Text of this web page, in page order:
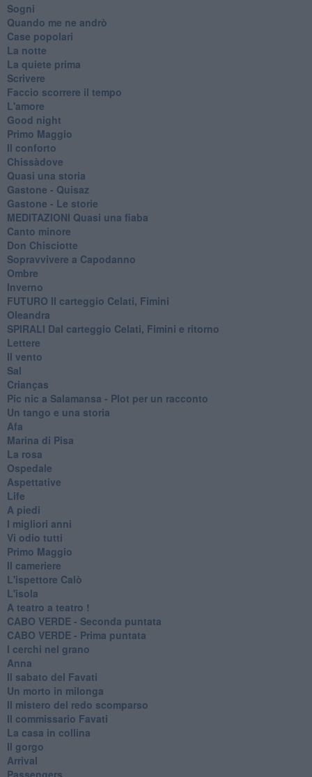
Sogni
Quando me ne andrò
Case popolari
La notte
La quiete prima
Scrivere
Faccio scorrere il tempo
L'amore
Good night
Primo Maggio
Il conforto
Chissàdove
Quasi una storia
Gastone - Quisaz
Gastone - Le storie
MEDITAZIONI Quasi una fiaba
Canto minore
Don Chisciotte
Sopravvivere a Capodanno
Ombre
Inverno
FUTURO Il carteggio Celati, Fimini
Oleandra
SPIRALI Dal carteggio Celati, Fimini e ritorno
Lettere
Il vento
Sal
Crianças
Pic nic a Salamansa - Plot per un racconto
Un tango e una storia
Afa
Marina di Pisa
La rosa
Ospedale
Aspettative
Life
A piedi
I migliori anni
Vi odio tutti
Primo Maggio
Il cameriere
L'ispettore Calò
L'isola
A teatro a teatro !
CABO VERDE - Seconda puntata
CABO VERDE - Prima puntata
I cerchi nel grano
Anna
Il sabato del Favati
Un morto in milonga
Il mistero del redo scomparso
Il commissario Favati
La casa in collina
Il gorgo
Arrival
Passengers